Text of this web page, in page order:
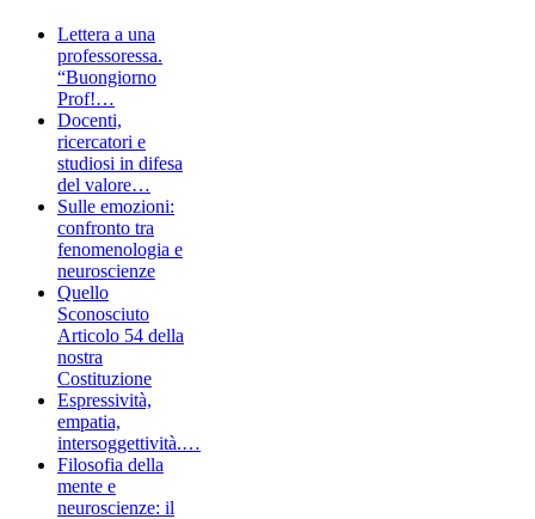
Lettera a una
professoressa.
“Buongiorno
Prof!…
Docenti,
ricercatori e
studiosi in difesa
del valore…
Sulle emozioni:
confronto tra
fenomenologia e
neuroscienze
Quello
Sconosciuto
Articolo 54 della
nostra
Costituzione
Espressività,
empatia,
intersoggettività.…
Filosofia della
mente e
neuroscienze: il